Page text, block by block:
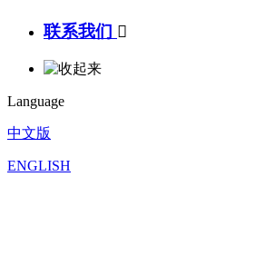
联系我们 
Language
中文版
ENGLISH